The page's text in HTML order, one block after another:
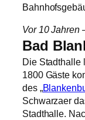
Vor 10 Jahren
Bad
Die Stadthalle
1800 Gäste
des „
Schwarzaer
Stadthalle.